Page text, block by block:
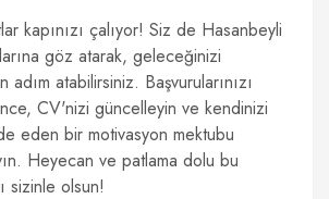
kapınızı çalıyor! Siz de Hasanbeyli
göz atarak, geleceğinizi
adım atabilirsiniz. Başvurularınızı
CV'nizi güncelleyin ve kendinizi
eden bir motivasyon mektubu
Heyecan ve patlama dolu bu
sizinle olsun!